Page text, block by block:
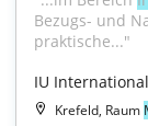
Bezugs- und
praktische..."
IU
Krefeld, Raum